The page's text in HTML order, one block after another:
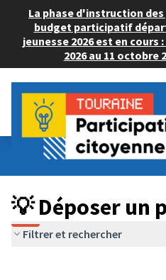
La phase d'instruction
budget participatif
jeunesse 2026 est en cours
2026 au 11 octobre
Budget Participatif ADULTE 2024
💡 Déposer un projet
💡 Déposer un
Filtrer et rechercher